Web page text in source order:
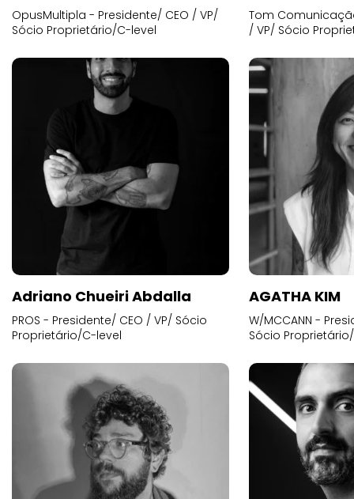
OpusMultipla - Presidente/ CEO / VP/
Sócio Proprietário/C-level
Tom
/ VP/ Sócio
Adriano Chueiri Abdalla
PROS - Presidente/ CEO / VP/ Sócio
Proprietário/C-level
AGATHA KIM
W/MCCANN -
Sócio